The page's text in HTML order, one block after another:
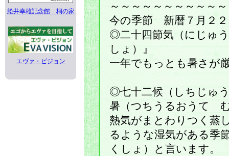
舩井幸雄記念館 桐の家
エヴァ・ビジョン
～～～～～～～～～～
今の季節 新暦７月２２
◎二十四節気（にじゅ
しょ）』
一年でもっとも暑さ
◎七十二候（しちじゅ
暑（つちうるおうて
熱気がまとわりつく蒸
るような湿気がある季
くしょ）と言います。